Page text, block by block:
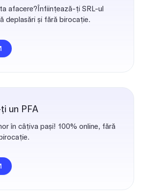
afacere?Înființează-ți SRL-ul
deplasări și fără birocație.
un PFA
în câțiva pași! 100% online, fără